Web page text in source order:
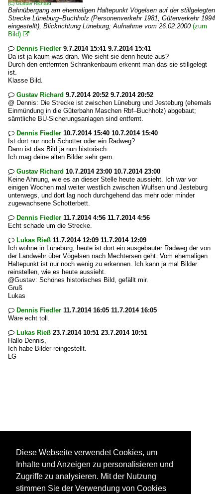
(C)Gustav Richard
Bahnübergang am ehemaligen Haltepunkt Vögelsen auf der stillgelegten
Strecke Lüneburg–Buchholz (Personenverkehr 1981, Güterverkehr 1994
eingestellt), Blickrichtung Lüneburg; Aufnahme vom 26.02.2000 (zum
Bild) 
 Dennis Fiedler 9.7.2014 15:41 9.7.2014 15:41
Da ist ja kaum was dran. Wie sieht sie denn heute aus?
Durch den entfernten Schrankenbaum erkennt man das sie stillgelegt
ist.
Klasse Bild.
 Gustav Richard 9.7.2014 20:52 9.7.2014 20:52
@ Dennis: Die Strecke ist zwischen Lüneburg und Jesteburg (ehemals
Einmündung in die Güterbahn Maschen Rbf–Buchholz) abgebaut;
sämtliche BÜ-Sicherungsanlagen sind entfernt.
 Dennis Fiedler 10.7.2014 15:40 10.7.2014 15:40
Ist dort nur noch Schotter oder ein Radweg?
Dann ist das Bild ja nun historisch.
Ich mag deine alten Bilder sehr gern.
 Gustav Richard 10.7.2014 23:00 10.7.2014 23:00
Keine Ahnung, wie es an dieser Stelle heute aussieht. Ich war vor
einigen Wochen mal weiter westlich zwischen Wulfsen und Jesteburg
unterwegs, und dort lag noch durchgehend das mehr oder minder
zugewachsene Schotterbett.
 Dennis Fiedler 11.7.2014 4:56 11.7.2014 4:56
Echt schade um die Strecke.
 Lukas Rieß 11.7.2014 12:09 11.7.2014 12:09
Ich wohne in Lüneburg, heute ist dort ein ausgebauter Radweg der von
der Landwehr über Vögelsen nach Mechtersen geht. Vom ehemaligen
Haltepunkt ist nur noch wenig zu erkennen. Ich kann ja mal Bilder
reinstellen, wie es heute aussieht.
@Gustav: Schönes historisches Bild, gefällt mir.
Gruß
Lukas
 Dennis Fiedler 11.7.2014 16:05 11.7.2014 16:05
Wäre echt toll.
 Lukas Rieß 23.7.2014 10:51 23.7.2014 10:51
Hallo Dennis,
Ich habe Bilder reingestellt.
LG
Diese Webseite verwendet Cookies, um
Inhalte und Anzeigen zu personalisieren und
Zugriffe zu analysieren. Mit der Nutzung
stimmen Sie der Verwendung von Cookies